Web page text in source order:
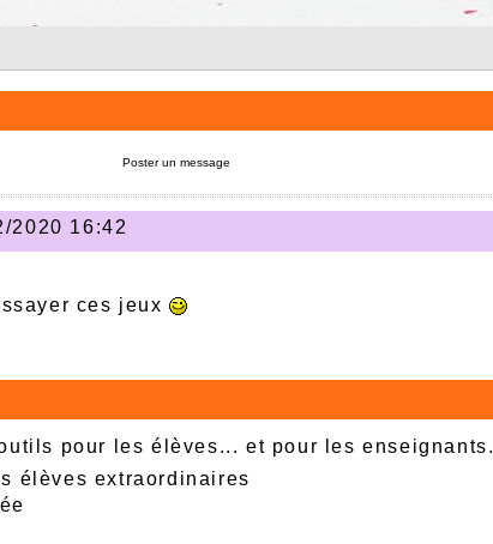
Poster un message
2020 16:42
ces jeux
pour les élèves... et pour les enseignants.
élèves extraordinaires